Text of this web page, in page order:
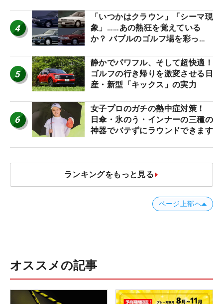
4
「いつかはクラウン」「シーマ現
象」……あの熱狂を覚えている
か？ バブルのゴルフ場を彩った
5
静かでパワフル、そして超快適！
ゴルフの行き帰りを激変させる日
産・新型「キックス」の実力
6
女子プロのガチの熱中症対策！
日傘・氷のう・インナーの三種の
神器でバテずにラウンドできます
ランキングをもっと見る
ページ上部へ
オススメの記事